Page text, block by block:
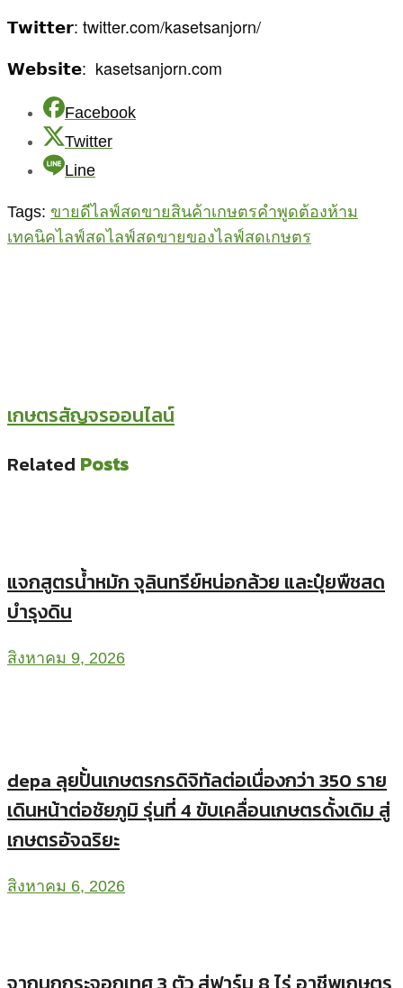
𝗧𝘄𝗶𝘁𝘁𝗲𝗿: twitter.com/kasetsanjorn/
𝗪𝗲𝗯𝘀𝗶𝘁𝗲: kasetsanjorn.com
Facebook
Twitter
Line
Tags: ขายดีไลฟ์สดขายสินค้าเกษตรคำพูดต้องห้าม
เทคนิคไลฟ์สดไลฟ์สดขายของไลฟ์สดเกษตร
เกษตรสัญจรออนไลน์
Related Posts
แจกสูตรน้ำหมัก จุลินทรีย์หน่อกล้วย และปุ๋ยพืชสด
บำรุงดิน
สิงหาคม 9, 2026
depa ลุยปั้นเกษตรกรดิจิทัลต่อเนื่องกว่า 350 ราย
เดินหน้าต่อชัยภูมิ รุ่นที่ 4 ขับเคลื่อนเกษตรดั้งเดิม สู่
เกษตรอัจฉริยะ
สิงหาคม 6, 2026